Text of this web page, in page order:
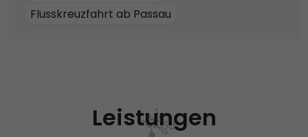
Flusskreuzfahrt ab Passau
Leistungen